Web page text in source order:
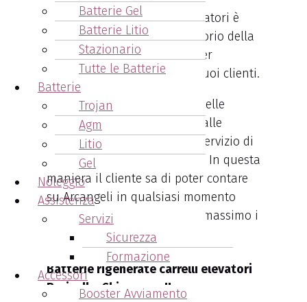
Batterie Gel
Batterie Litio
Stazionario
Tutte le Batterie
Batterie
Trojan
Agm
Litio
Gel
Noleggio
Assistenza
Servizi
Sicurezza
Formazione
Accessori
Booster Avviamento
L’ azienda Arcangeli Accumulatori è
riconosciuta su tutto il territorio della
Regione Emilia – Romagna
per
l’assistenza che fornisce ai suoi clienti.
L’assistenza sia nella scelta delle
migliori batterie, più idonee alle
esigenze del cliente, sia nel servizio di
manutenzione programmata. In questa
maniera il cliente sa di poter contare
su Arcangeli in qualsiasi momento
abbia bisogno, riducendo al massimo i
tempi di fermo macchina.
Batterie rigenerate carrelli elevatori
Baricella. Chiama ora!!